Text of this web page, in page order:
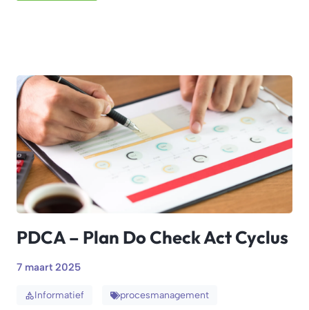
PDCA – Plan Do Check Act Cyclus
7 maart 2025
Informatief procesmanagement